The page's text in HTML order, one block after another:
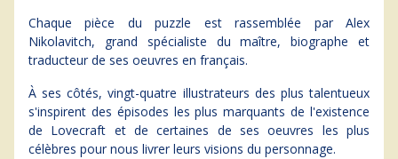
Chaque pièce du puzzle est rassemblée par Alex
Nikolavitch, grand spécialiste du maître, biographe et
traducteur de ses oeuvres en français.
À ses côtés, vingt-quatre illustrateurs des plus talentueux
s'inspirent des épisodes les plus marquants de l'existence
de Lovecraft et de certaines de ses oeuvres les plus
célèbres pour nous livrer leurs visions du personnage.